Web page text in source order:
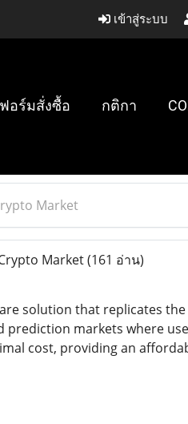
เข้าสู่ระบบ
ฟอร์มสั่งซื้อ กติกา
Market
Market(161 อ่าน)
solution that replicates
markets where
cost, providing an